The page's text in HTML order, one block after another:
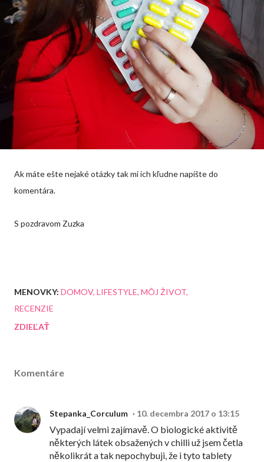
Ak máte ešte nejaké otázky tak mi ich kľudne napíšte do
komentára.
S pozdravom Zuzka
MENOVKY: DOMOV LIFESTYLE MÔJ ŽIVOT
RECENZIE
ZDIEĽAŤ
Komentáre
Stepanka_Corculum 10. decembra 2017 o 13:15
Vypadají velmi zajímavě. O biologické aktivitě
některých látek obsažených v chilli už jsem četla
několikrát a tak nepochybuji, že i tyto tablety